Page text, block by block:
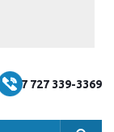
+7 727 339-3369